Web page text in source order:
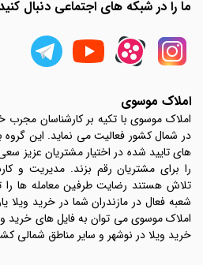
ما را در شبکه های اجتماعی دنبال
املاک موسوی
املاک موسوی با تکیه بر کارشناسان
در شمال کشور فعالیت می نماید. این گروه
های تایید شده در اختیار مشتریان عزیز
را برای مشتریان رقم بزند. مدیریت و
شعبه فعال در مازندران شما در خرید
املاک موسوی می توان به فایل های خرید
خرید ویلا در نوشهر و سایر مناطق شمالی